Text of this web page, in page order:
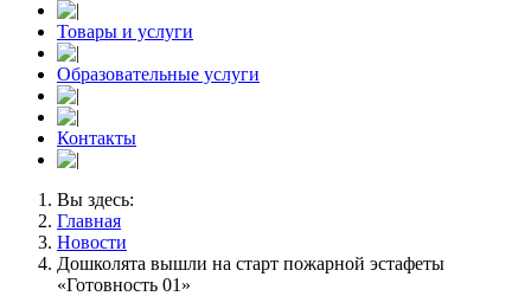
Товары и услуги
Образовательные услуги
Контакты
Вы здесь:
Главная
Новости
Дошколята вышли на старт пожарной эстафеты
«Готовность 01»